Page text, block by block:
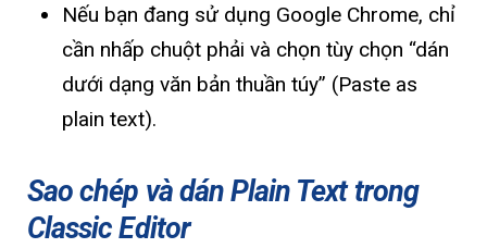
Nếu bạn đang sử dụng Google Chrome, chỉ
cần nhấp chuột phải và chọn tùy chọn “dán
dưới dạng văn bản thuần túy” (Paste as
plain text).
Sao chép và dán Plain Text trong
Classic Editor